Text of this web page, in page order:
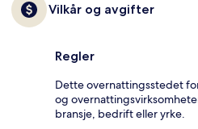
Vilkår og avgifter
Regler
Dette overnattingsstedet
og
bransje, bedrift eller yrke.